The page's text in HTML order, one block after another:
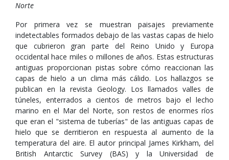
Norte
Por primera vez se muestran paisajes previamente
indetectables formados debajo de las vastas capas de hielo
que cubrieron gran parte del Reino Unido y Europa
occidental hace miles o millones de años. Estas estructuras
antiguas proporcionan pistas sobre cómo reaccionan las
capas de hielo a un clima más cálido. Los hallazgos se
publican en la revista Geology. Los llamados valles de
túneles, enterrados a cientos de metros bajo el lecho
marino en el Mar del Norte, son restos de enormes ríos
que eran el "sistema de tuberías" de las antiguas capas de
hielo que se derritieron en respuesta al aumento de la
temperatura del aire. El autor principal James Kirkham, del
British Antarctic Survey (BAS) y la Universidad de